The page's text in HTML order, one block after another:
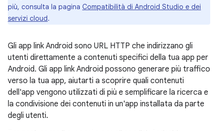
più, consulta la pagina Compatibilità di Android Studio e dei
servizi cloud.
Gli app link Android sono URL HTTP che indirizzano gli
utenti direttamente a contenuti specifici della tua app per
Android. Gli app link Android possono generare più traffico
verso la tua app, aiutarti a scoprire quali contenuti
dell'app vengono utilizzati di più e semplificare la ricerca e
la condivisione dei contenuti in un'app installata da parte
degli utenti.